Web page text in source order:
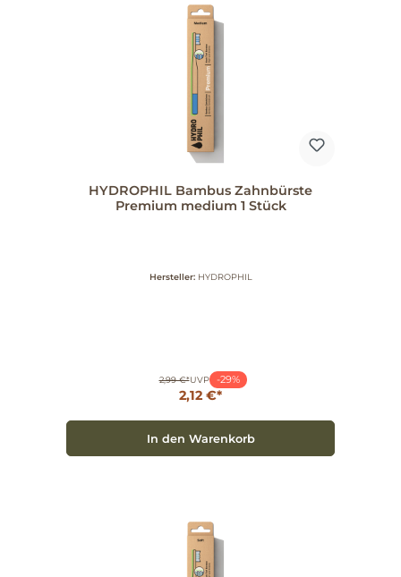
HYDROPHIL Bambus Zahnbürste
Premium medium 1 Stück
Hersteller: HYDROPHIL
2,99 €*UVP -29%
2,12 €*
In den Warenkorb